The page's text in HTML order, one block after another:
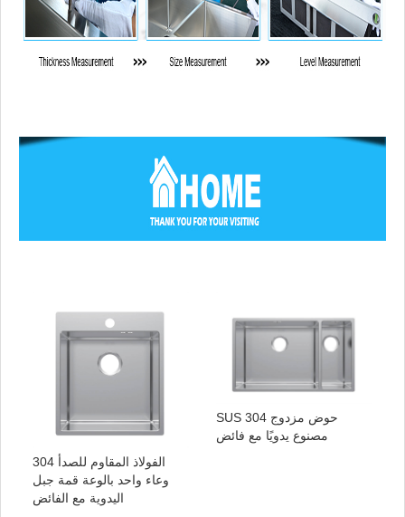
الفولاذ المقاوم للصدأ 304
وعاء واحد بالوعة قمة جبل
اليدوية مع الفائض
SUS 304 حوض مزدوج
مصنوع يدويًا مع فائض